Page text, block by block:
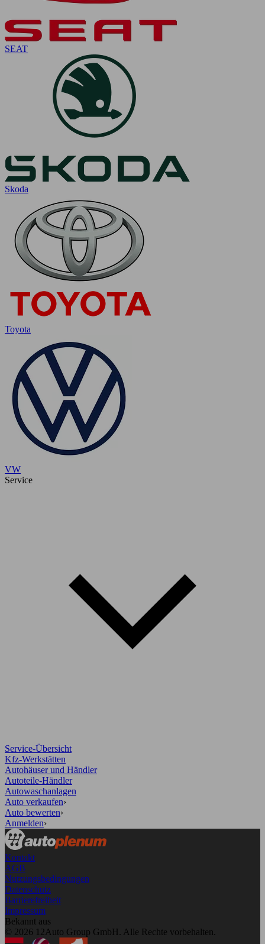
SEAT
Skoda
Toyota
VW
Service
Service-Übersicht
Kfz-Werkstätten
Autohäuser und Händler
Autoteile-Händler
Autowaschanlagen
Auto verkaufen›
Auto bewerten›
Anmelden›
Kontakt
AGB
Nutzungsbedingungen
Datenschutz
Barrierefreiheit
Impressum
Bekannt aus
© 2026 12Auto Group GmbH. Alle Rechte vorbehalten.